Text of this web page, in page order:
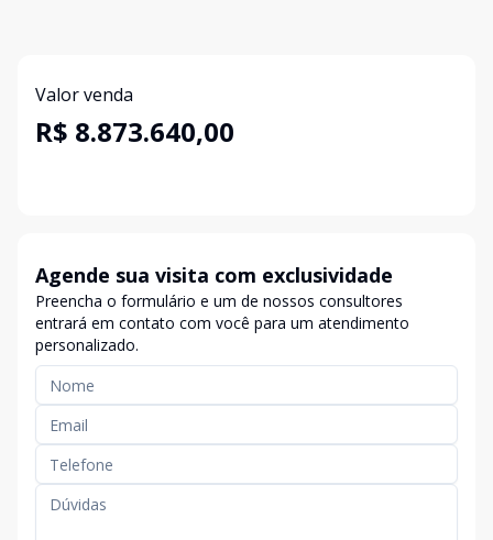
Valor venda
R$ 8.873.640,00
Agende sua visita com exclusividade
Preencha o formulário e um de nossos consultores
entrará em contato com você para um atendimento
personalizado.